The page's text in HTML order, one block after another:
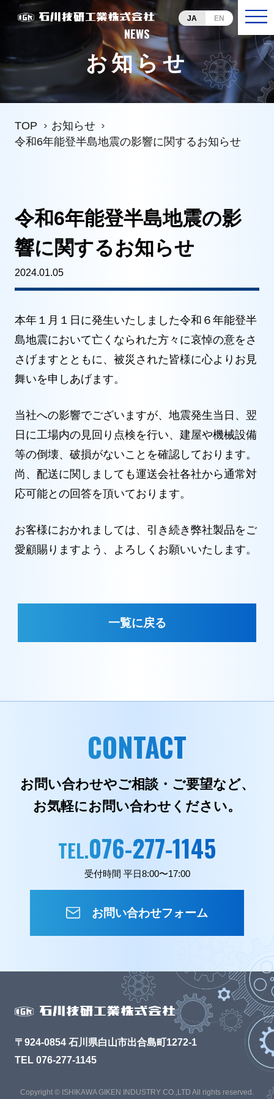
JA EN
NEWS
お知らせ
TOP
お知らせ
令和6年能登半島地震の影響に関するお知らせ
令和6年能登半島地震の影
響に関するお知らせ
2024.01.05
本年１月１日に発生いたしました令和６年能登半
島地震において亡くなられた方々に哀悼の意をさ
さげますとともに、被災された皆様に心よりお見
舞いを申しあげます。
当社への影響でございますが、地震発生当日、翌
日に工場内の見回り点検を行い、建屋や機械設備
等の倒壊、破損がないことを確認しております。
尚、配送に関しましても運送会社各社から通常対
応可能との回答を頂いております。
お客様におかれましては、引き続き弊社製品をご
愛顧賜りますよう、よろしくお願いいたします。
一覧に戻る
CONTACT
お問い合わせやご相談・ご要望など、
お気軽にお問い合わせください。
TEL.076-277-1145
受付時間 平日8:00〜17:00
お問い合わせフォーム
〒924-0854 石川県白山市出合島町1272-1
TEL 076-277-1145
Copyright © ISHIKAWA GIKEN INDUSTRY CO.,LTD All rights reserved.